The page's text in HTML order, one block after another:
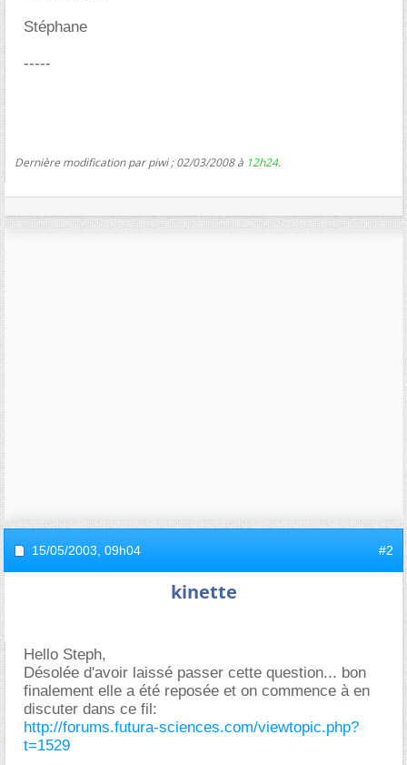
Stéphane
-----
Dernière modification par piwi ; 02/03/2008 à 12h24.
15/05/2003, 09h04 #2
kinette
Hello Steph,
Désolée d'avoir laissé passer cette question... bon
finalement elle a été reposée et on commence à en
discuter dans ce fil:
http://forums.futura-sciences.com/viewtopic.php?
t=1529